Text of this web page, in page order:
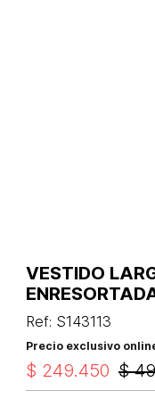
VESTIDO
Ref: S143113
Precio exclusivo
$
$ 249.450